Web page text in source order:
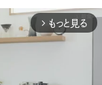
arrow_forward_ios もっと見る